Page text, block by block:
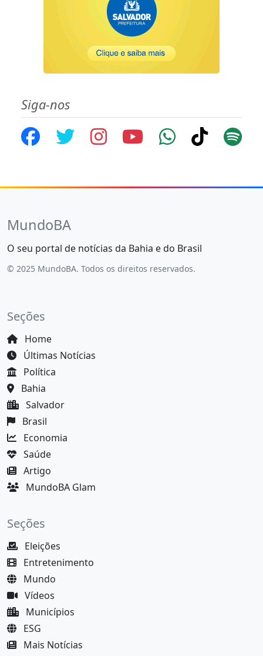
Siga-nos
MundoBA
O seu portal de notícias da Bahia e do Brasil
© 2025 MundoBA. Todos os direitos reservados.
Seções
Home
Últimas Notícias
Política
Bahia
Salvador
Brasil
Economia
Saúde
Artigo
MundoBA Glam
Seções
Eleições
Entretenimento
Mundo
Vídeos
Municípios
ESG
Mais Notícias